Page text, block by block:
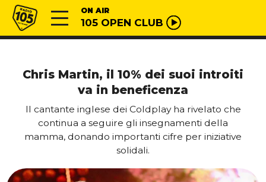
Vai al contenuto
Radio 105 ON AIR
105 OPEN CLUB
Chris Martin, il 10% dei suoi introiti
va in beneficenza
Il cantante inglese dei Coldplay ha rivelato che
continua a seguire gli insegnamenti della
mamma, donando importanti cifre per iniziative
solidali.